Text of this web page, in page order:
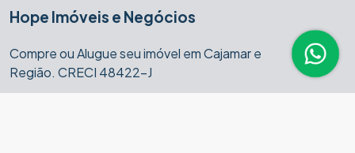
Hope Imóveis e Negócios
Compre ou Alugue seu imóvel em Cajamar e
Região. CRECI 48422-J